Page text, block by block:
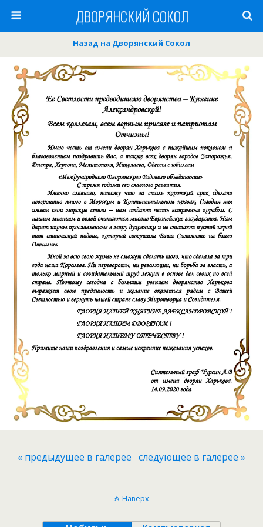
ДВОРЯНСКИЙ СОКОЛ
Назад на Дворянский Сокол
« предыдущее в галерее следующее в галерее »
Наверх